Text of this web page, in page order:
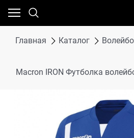
Главная Каталог
Macron IRON Футболка